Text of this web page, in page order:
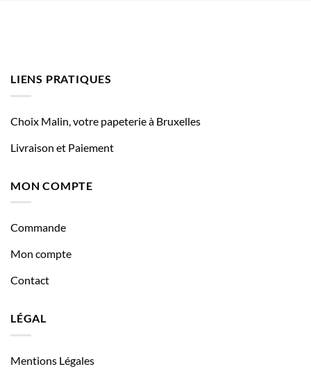
LIENS PRATIQUES
Choix Malin, votre papeterie à Bruxelles
Livraison et Paiement
MON COMPTE
Commande
Mon compte
Contact
LÉGAL
Mentions Légales